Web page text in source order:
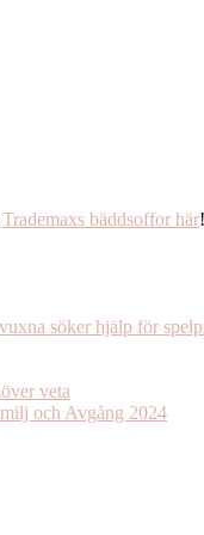
Trademaxs bäddsoffor här!
söker hjälp för
veta
och Avgång 2024